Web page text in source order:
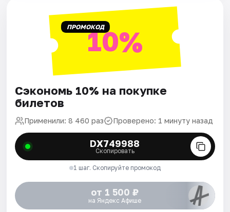
ПРОМОКОД10%
Сэкономь 10% на покупке
билетов
Применили: 8 460 раз Проверено: 1 минуту назад
DX749988
Скопировать
1 шаг. Скопируйте промокод
от 1 500 ₽
на Яндекс Афише